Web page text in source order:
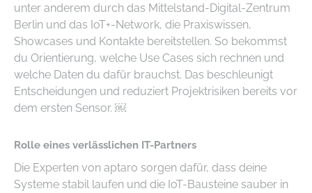
unter anderem durch das Mittelstand-Digital-Zentrum
Berlin und das IoT+-Network, die Praxiswissen,
Showcases und Kontakte bereitstellen. So bekommst
du Orientierung, welche Use Cases sich rechnen und
welche Daten du dafür brauchst. Das beschleunigt
Entscheidungen und reduziert Projektrisiken bereits vor
dem ersten Sensor. ￼
Rolle eines verlässlichen IT-Partners
Die Experten von aptaro sorgen dafür, dass deine
Systeme stabil laufen und die IoT-Bausteine sauber in